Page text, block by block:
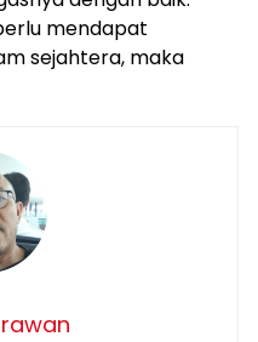
mendapat
sejahtera, maka